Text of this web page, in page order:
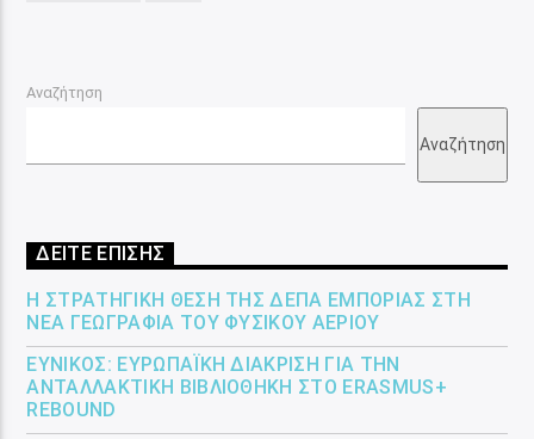
Αναζήτηση
Αναζήτηση
ΔΕΙΤΕ ΕΠΙΣΗΣ
Η ΣΤΡΑΤΗΓΙΚΉ ΘΈΣΗ ΤΗΣ ΔΕΠΑ ΕΜΠΟΡΊΑΣ ΣΤΗ
ΝΈΑ ΓΕΩΓΡΑΦΊΑ ΤΟΥ ΦΥΣΙΚΟΎ ΑΕΡΊΟΥ
ΕΎΝΙΚΟΣ: ΕΥΡΩΠΑΪΚΉ ΔΙΆΚΡΙΣΗ ΓΙΑ ΤΗΝ
ΑΝΤΑΛΛΑΚΤΙΚΉ ΒΙΒΛΙΟΘΉΚΗ ΣΤΟ ERASMUS+
REBOUND